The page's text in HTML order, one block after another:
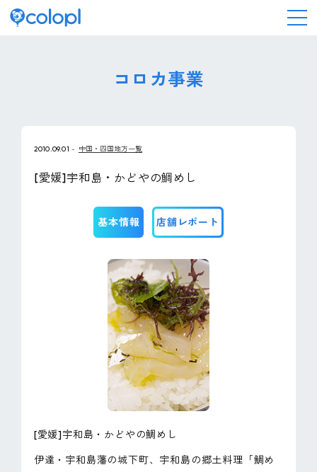
コロカ事業
2010.09.01 中国・四国地方一覧
[愛媛]宇和島・かどやの鯛めし
基本情報 店舗レポート
[愛媛]宇和島・かどやの鯛めし
伊達・宇和島藩の城下町、宇和島の郷土料理「鯛め